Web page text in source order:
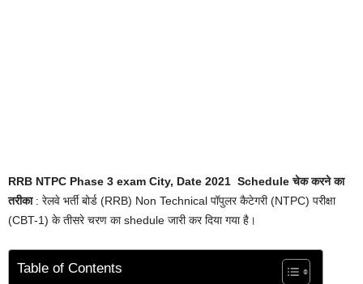
RRB NTPC Phase 3 exam City, Date 2021 Schedule चेक करने का
तरीका: रेलवे भर्ती बोर्ड (RRB) Non Technical पॉपुलर कैटेगरी (NTPC) परीक्षा
(CBT-1) के तीसरे चरण का shedule जारी कर दिया गया है।
Table of Contents